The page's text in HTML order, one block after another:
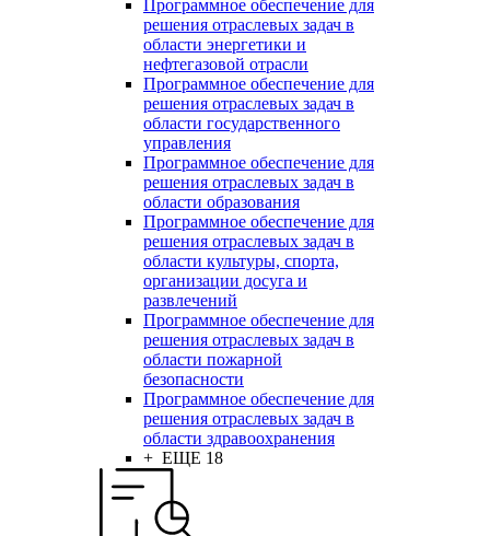
Программное обеспечение для
решения отраслевых задач в
области энергетики и
нефтегазовой отрасли
Программное обеспечение для
решения отраслевых задач в
области государственного
управления
Программное обеспечение для
решения отраслевых задач в
области образования
Программное обеспечение для
решения отраслевых задач в
области культуры, спорта,
организации досуга и
развлечений
Программное обеспечение для
решения отраслевых задач в
области пожарной
безопасности
Программное обеспечение для
решения отраслевых задач в
области здравоохранения
+ ЕЩЕ 18